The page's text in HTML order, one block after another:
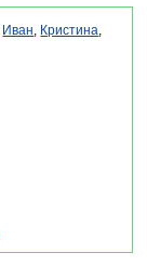
Иван, Кристина,